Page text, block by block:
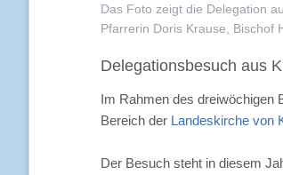
Das Foto zeigt die Delegation
Pfarrerin Doris Krause, Bischof
Delegationsbesuch aus
Im Rahmen des dreiwöchigen
Bereich der Landeskirche von
Der Besuch steht in diesem